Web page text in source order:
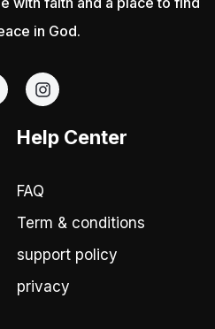
in God.
I
n
t
a
r
a
m
Help Center
FAQ
Term & conditions
support policy
privacy